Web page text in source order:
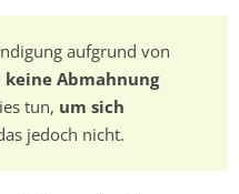
aufgrund von
keine Abmahnung
tun, um sich
jedoch nicht.